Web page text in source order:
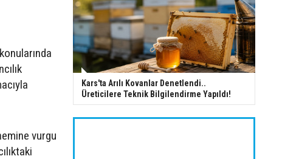
vurgu
Kars'ta Arılı Kovanlar Denetlendi..
Üreticilere Teknik Bilgilendirme Yapıldı!